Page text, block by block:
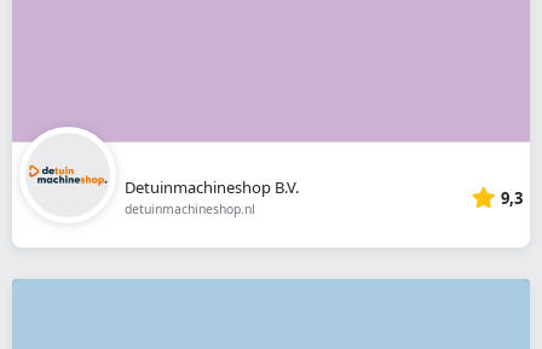
Detuinmachineshop B.V.
detuinmachineshop.nl 9,3